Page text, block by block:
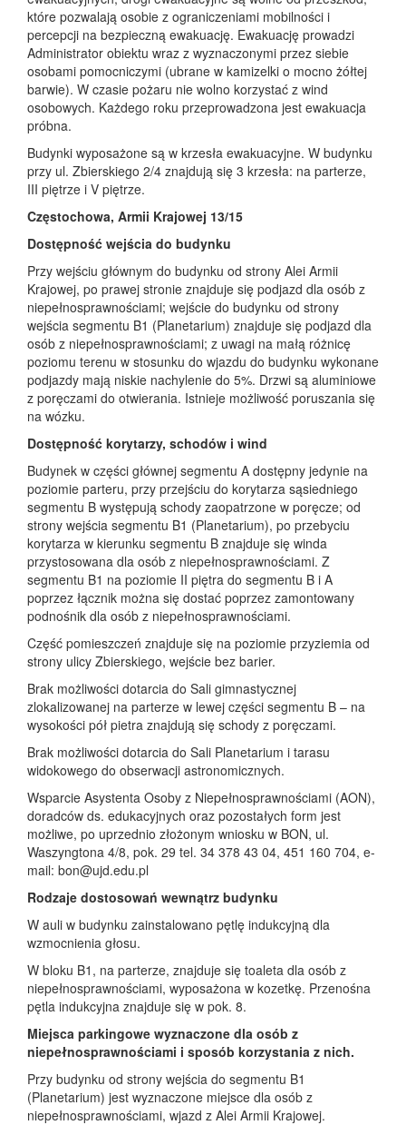
które pozwalają osobie z ograniczeniami mobilności i
percepcji na bezpieczną ewakuację. Ewakuację prowadzi
Administrator obiektu wraz z wyznaczonymi przez siebie
osobami pomocniczymi (ubrane w kamizelki o mocno żółtej
barwie). W czasie pożaru nie wolno korzystać z wind
osobowych. Każdego roku przeprowadzona jest ewakuacja
próbna.
Budynki wyposażone są w krzesła ewakuacyjne. W budynku
przy ul. Zbierskiego 2/4 znajdują się 3 krzesła: na parterze,
III piętrze i V piętrze.
Częstochowa, Armii Krajowej 13/15
Dostępność wejścia do budynku
Przy wejściu głównym do budynku od strony Alei Armii
Krajowej, po prawej stronie znajduje się podjazd dla osób z
niepełnosprawnościami; wejście do budynku od strony
wejścia segmentu B1 (Planetarium) znajduje się podjazd dla
osób z niepełnosprawnościami; z uwagi na małą różnicę
poziomu terenu w stosunku do wjazdu do budynku wykonane
podjazdy mają niskie nachylenie do 5%. Drzwi są aluminiowe
z poręczami do otwierania. Istnieje możliwość poruszania się
na wózku.
Dostępność korytarzy, schodów i wind
Budynek w części głównej segmentu A dostępny jedynie na
poziomie parteru, przy przejściu do korytarza sąsiedniego
segmentu B występują schody zaopatrzone w poręcze; od
strony wejścia segmentu B1 (Planetarium), po przebyciu
korytarza w kierunku segmentu B znajduje się winda
przystosowana dla osób z niepełnosprawnościami. Z
segmentu B1 na poziomie II piętra do segmentu B i A
poprzez łącznik można się dostać poprzez zamontowany
podnośnik dla osób z niepełnosprawnościami.
Część pomieszczeń znajduje się na poziomie przyziemia od
strony ulicy Zbierskiego, wejście bez barier.
Brak możliwości dotarcia do Sali gimnastycznej
zlokalizowanej na parterze w lewej części segmentu B – na
wysokości pół pietra znajdują się schody z poręczami.
Brak możliwości dotarcia do Sali Planetarium i tarasu
widokowego do obserwacji astronomicznych.
Wsparcie Asystenta Osoby z Niepełnosprawnościami (AON),
doradców ds. edukacyjnych oraz pozostałych form jest
możliwe, po uprzednio złożonym wniosku w BON, ul.
Waszyngtona 4/8, pok. 29 tel. 34 378 43 04, 451 160 704, e-
mail: bon@ujd.edu.pl
Rodzaje dostosowań wewnątrz budynku
W auli w budynku zainstalowano pętlę indukcyjną dla
wzmocnienia głosu.
W bloku B1, na parterze, znajduje się toaleta dla osób z
niepełnosprawnościami, wyposażona w kozetkę. Przenośna
pętla indukcyjna znajduje się w pok. 8.
Miejsca parkingowe wyznaczone dla osób z
niepełnosprawnościami i sposób korzystania z nich.
Przy budynku od strony wejścia do segmentu B1
(Planetarium) jest wyznaczone miejsce dla osób z
niepełnosprawnościami, wjazd z Alei Armii Krajowej.